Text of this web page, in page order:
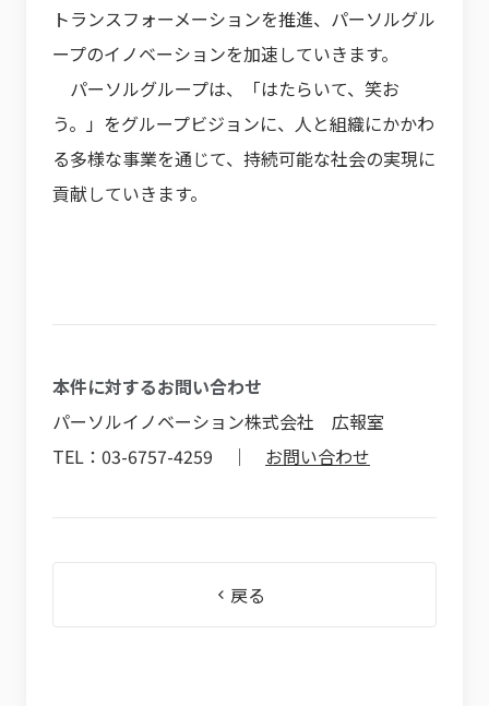
トランスフォーメーションを推進、パーソルグル
ープのイノベーションを加速していきます。
パーソルグループは、「はたらいて、笑お
う。」をグループビジョンに、人と組織にかかわ
る多様な事業を通じて、持続可能な社会の実現に
貢献していきます。
本件に対するお問い合わせ
パーソルイノベーション株式会社 広報室
TEL：03-6757-4259 ｜ お問い合わせ
戻る